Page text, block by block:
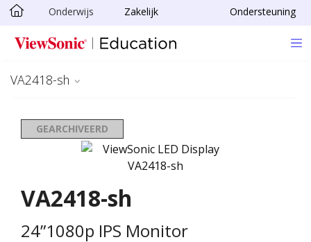
Ga naar hoofdinhoud
Onderwijs Zakelijk Ondersteuning
VA2418-sh
GEARCHIVEERD
VA2418-sh
24”1080p IPS Monitor